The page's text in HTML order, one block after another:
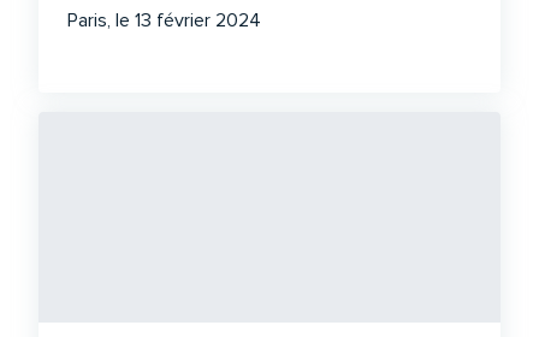
Paris, le 13 février 2024